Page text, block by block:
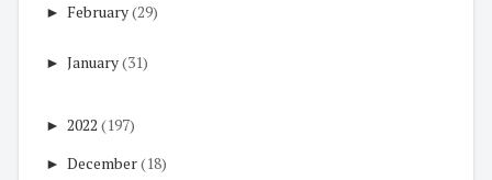
► February(29)
► January(31)
► 2022 (197)
► December(18)